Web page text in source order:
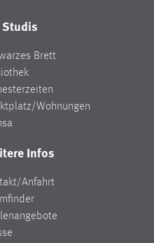
Studis
Brett
Wohnungen
Infos
Anfahrt